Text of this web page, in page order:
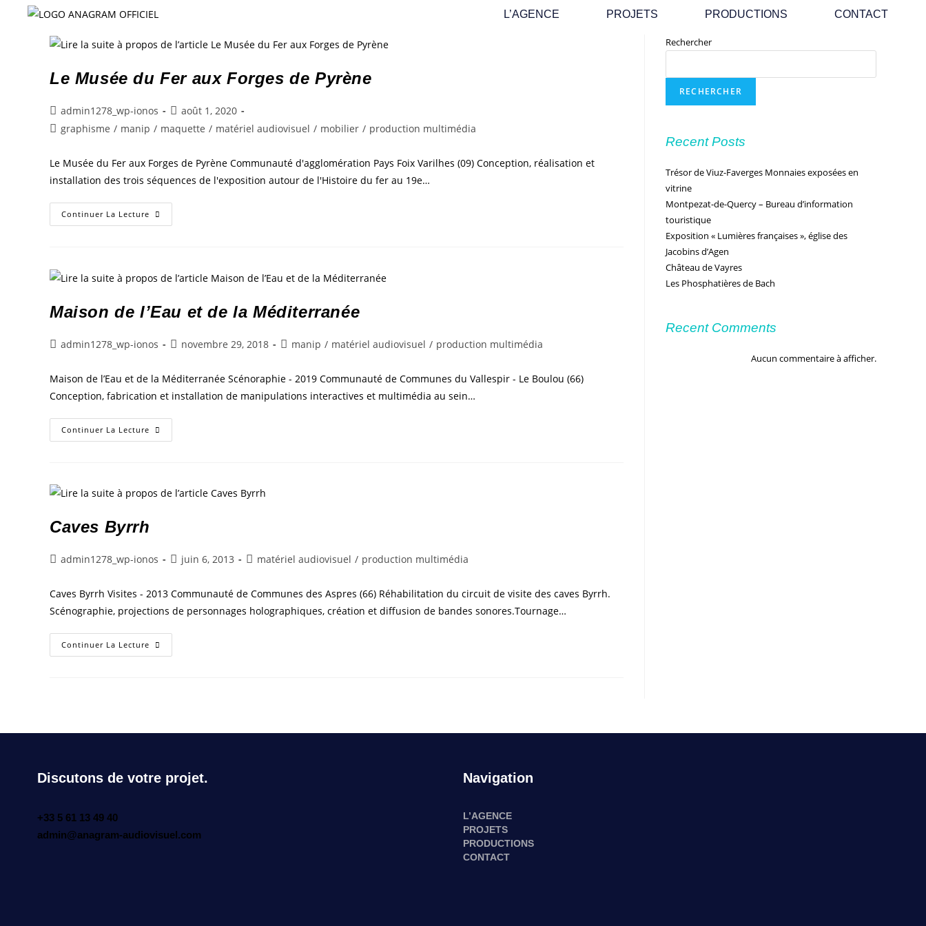
L’AGENCE PROJETS PRODUCTIONS CONTACT
Le Musée du Fer aux Forges de Pyrène
admin1278_wp-ionos
août 1, 2020
graphisme / manip / maquette / matériel audiovisuel / mobilier / production multimédia
Le Musée du Fer aux Forges de Pyrène Communauté d'agglomération Pays Foix Varilhes (09) Conception, réalisation et
installation des trois séquences de l'exposition autour de l'Histoire du fer au 19e…
Continuer La Lecture
Maison de l’Eau et de la Méditerranée
admin1278_wp-ionos novembre 29, 2018 manip / matériel audiovisuel / production multimédia
Maison de l’Eau et de la Méditerranée Scénoraphie - 2019 Communauté de Communes du Vallespir - Le Boulou (66)
Conception, fabrication et installation de manipulations interactives et multimédia au sein…
Continuer La Lecture
Caves Byrrh
admin1278_wp-ionos juin 6, 2013 matériel audiovisuel / production multimédia
Caves Byrrh Visites - 2013 Communauté de Communes des Aspres (66) Réhabilitation du circuit de visite des caves Byrrh.
Scénographie, projections de personnages holographiques, création et diffusion de bandes sonores.Tournage…
Continuer La Lecture
Rechercher
RECHERCHER
Recent Posts
Trésor de Viuz-Faverges Monnaies exposées en
vitrine
Montpezat-de-Quercy – Bureau d’information
touristique
Exposition « Lumières françaises », église des
Jacobins d’Agen
Château de Vayres
Les Phosphatières de Bach
Recent Comments
Aucun commentaire à afficher.
Discutons de votre projet.
+33 5 61 13 49 40
admin@anagram-audiovisuel.com
Navigation
L’AGENCE
PROJETS
PRODUCTIONS
CONTACT